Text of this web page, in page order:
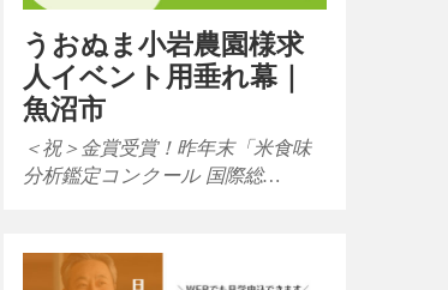
うおぬま小岩農園様求
人イベント用垂れ幕｜
魚沼市
＜祝＞金賞受賞！昨年末「米食味
分析鑑定コンクール 国際総…